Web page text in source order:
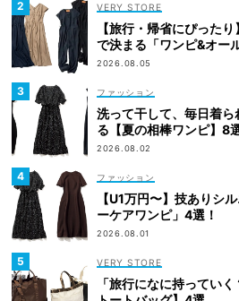
VERY STORE
【旅行・帰省にぴった
で決まる「ワンピ&オー
2026.08.05
ファッション
洗って干して、毎日着
る【夏の相棒ワンピ】8
2026.08.02
ファッション
【U1万円〜】技ありシ
ーケアワンピ」4選！
2026.08.01
VERY STORE
「旅行になに持ってい